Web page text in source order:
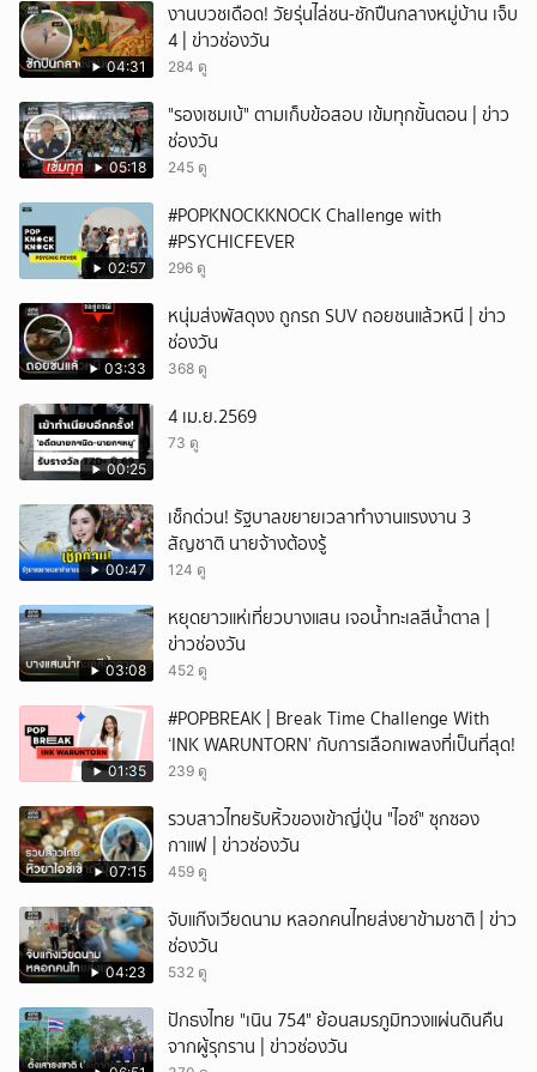
04:31
งานบวชเดือด! วัยรุ่นไล่ชน-ชักปืนกลางหมู่บ้าน เจ็บ
4 | ข่าวช่องวัน
284 ดู
05:18
"รองเซมเบ้" ตามเก็บข้อสอบ เข้มทุกขั้นตอน | ข่าว
ช่องวัน
245 ดู
02:57
#POPKNOCKKNOCK Challenge with
#PSYCHICFEVER
296 ดู
03:33
หนุ่มส่งพัสดุงง ถูกรถ SUV ถอยชนแล้วหนี | ข่าว
ช่องวัน
368 ดู
00:25
4 เม.ย.2569
73 ดู
00:47
เช็กด่วน! รัฐบาลขยายเวลาทำงานแรงงาน 3
สัญชาติ นายจ้างต้องรู้
124 ดู
03:08
หยุดยาวแห่เที่ยวบางแสน เจอน้ำทะเลสีน้ำตาล |
ข่าวช่องวัน
452 ดู
01:35
#POPBREAK | Break Time Challenge With
‘INK WARUNTORN’ กับการเลือกเพลงที่เป็นที่สุด!
239 ดู
07:15
รวบสาวไทยรับหิ้วของเข้าญี่ปุ่น "ไอซ์" ซุกซอง
กาแฟ | ข่าวช่องวัน
459 ดู
04:23
จับแก๊งเวียดนาม หลอกคนไทยส่งยาข้ามชาติ | ข่าว
ช่องวัน
532 ดู
ปักธงไทย "เนิน 754" ย้อนสมรภูมิทวงแผ่นดินคืน
จากผู้รุกราน | ข่าวช่องวัน